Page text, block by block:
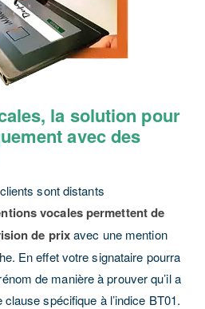
la solution pour
avec des
sont distants
vocales permettent de
de prixavec une mention
En effet votre signataire pourra
de manière à prouver qu’il a
spécifique à l’indice BT01.